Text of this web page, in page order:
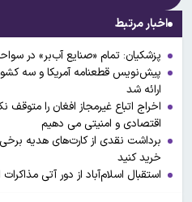
اخبار مرتبط
پزشکیان: تمام «صنایع آب‌بر» در
پیش‌نویس قطعنامه آمریکا و سه کشور
ارائه شد
اخراج اتباع غیرمجاز افغان را متوقف
اقتصادی و امنیتی می دهیم
برداشت نقدی از کارت‌های هدیه
خرید کنید
استقبال اسلام‌آباد از دور آتی مذاکرات